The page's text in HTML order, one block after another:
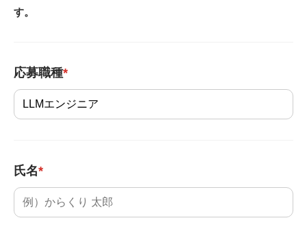
す。
応募職種*
氏名*